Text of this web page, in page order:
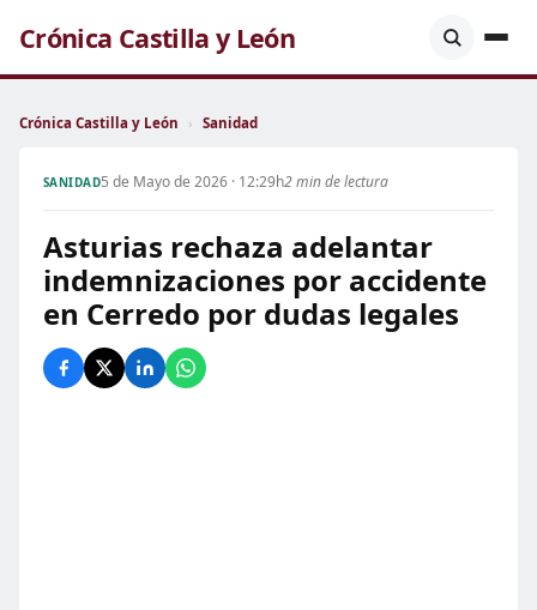
Crónica Castilla y León
Crónica Castilla y León › Sanidad
SANIDAD5 de Mayo de 2026 · 12:29h2 min de lectura
Asturias rechaza adelantar
indemnizaciones por accidente
en Cerredo por dudas legales